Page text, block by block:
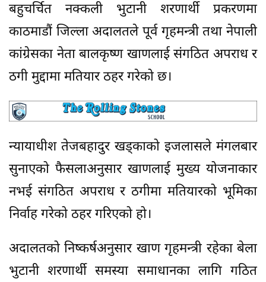
बहुचर्चित नक्कली भुटानी शरणार्थी प्रकरणमा
काठमाडौं जिल्ला अदालतले पूर्व गृहमन्त्री तथा नेपाली
कांग्रेसका नेता बालकृष्ण खाणलाई संगठित अपराध र
ठगी मुद्दामा मतियार ठहर गरेको छ।
न्यायाधीश तेजबहादुर खड्काको इजलासले मंगलबार
सुनाएको फैसलाअनुसार खाणलाई मुख्य योजनाकार
नभई संगठित अपराध र ठगीमा मतियारको भूमिका
निर्वाह गरेको ठहर गरिएको हो।
अदालतको निष्कर्षअनुसार खाण गृहमन्त्री रहेका बेला
भुटानी शरणार्थी समस्या समाधानका लागि गठित